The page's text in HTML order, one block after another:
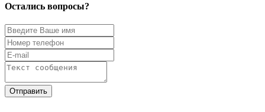
Остались вопросы?